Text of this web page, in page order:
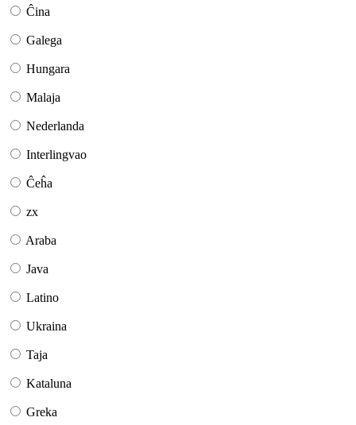
Ĉina
Galega
Hungara
Malaja
Nederlanda
Interlingvao
Ĉeĥa
zx
Araba
Java
Latino
Ukraina
Taja
Kataluna
Greka